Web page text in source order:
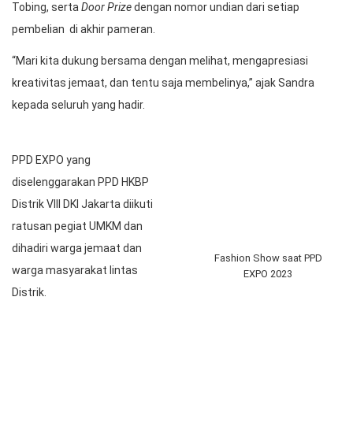
Tobing, serta Door Prizedengan nomor undian dari setiap
pembelian di akhir pameran.
“Mari kita dukung bersama dengan melihat, mengapresiasi
kreativitas jemaat, dan tentu saja membelinya,” ajak Sandra
kepada seluruh yang hadir.
Fashion Show saat PPD
EXPO 2023
PPD EXPO yang
diselenggarakan PPD HKBP
Distrik VIII DKI Jakarta diikuti
ratusan pegiat UMKM dan
dihadiri warga jemaat dan
warga masyarakat lintas
Distrik.